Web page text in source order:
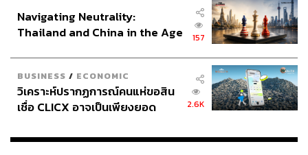
Navigating Neutrality:
Thailand and China in the Age
157
BUSINESS / ECONOMIC
วิเคราะห์ปรากฏการณ์คนแห่ขอสิน
เชื่อ CLICX อาจเป็นเพียงยอด
เรือนไทยที่ถูกซุกไว้
2.6K